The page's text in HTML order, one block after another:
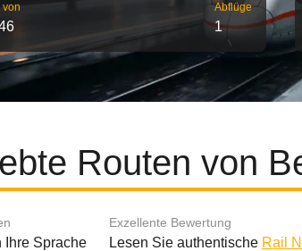
von Abflüge
1
Routen von
Ihre Sprache
Exzellente Bewertung
Lesen Sie authentische Rail